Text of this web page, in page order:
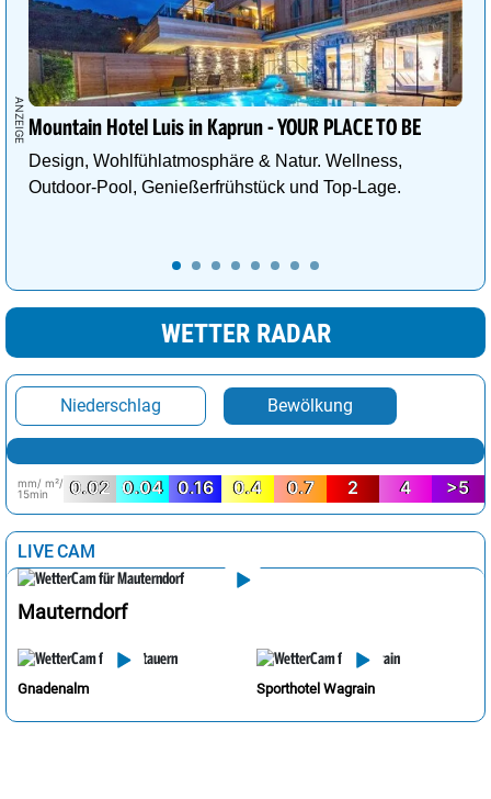
Mountain Hotel Luis in Kaprun - YOUR PLACE TO BE
Design, Wohlfühlatmosphäre & Natur. Wellness,
Outdoor-Pool, Genießerfrühstück und Top-Lage.
WETTER RADAR
Niederschlag Bewölkung
mm/ m²/
15min
0.02 0.04 0.16 0.4 0.7 2 4 >5
LIVE CAM
Mauterndorf
Gnadenalm Sporthotel Wagrain